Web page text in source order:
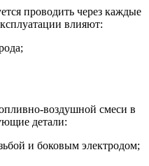
проводить через каждые
влияют:
воздушной смеси в
детали:
и боковым электродом;